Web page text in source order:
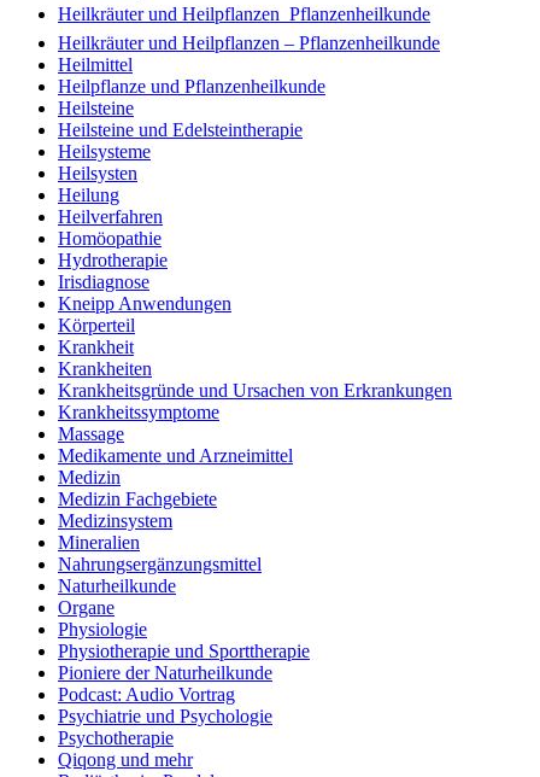
Heilkräuter und Heilpflanzen  Pflanzenheilkunde
Heilkräuter und Heilpflanzen – Pflanzenheilkunde
Heilmittel
Heilpflanze und Pflanzenheilkunde
Heilsteine
Heilsteine und Edelsteintherapie
Heilsysteme
Heilsysten
Heilung
Heilverfahren
Homöopathie
Hydrotherapie
Irisdiagnose
Kneipp Anwendungen
Körperteil
Krankheit
Krankheiten
Krankheitsgründe und Ursachen von Erkrankungen
Krankheitssymptome
Massage
Medikamente und Arzneimittel
Medizin
Medizin Fachgebiete
Medizinsystem
Mineralien
Nahrungsergänzungsmittel
Naturheilkunde
Organe
Physiologie
Physiotherapie und Sporttherapie
Pioniere der Naturheilkunde
Podcast: Audio Vortrag
Psychiatrie und Psychologie
Psychotherapie
Qiqong und mehr